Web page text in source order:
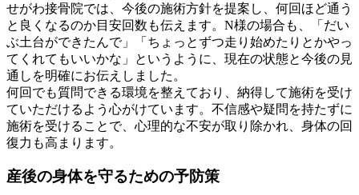
せがわ接骨院では、今後の施術方針を提案し、何回ほど通う
と良くなるのか目安回数も伝えます。N様の場合も、「だい
ぶ土台ができたんで」「ちょっとずつ走り始めたりとかやっ
てくれてもいいかな」というように、現在の状態と今後の見
通しを明確にお伝えしました。
何回でも質問できる環境を整えており、納得して施術を受け
ていただけるよう心がけています。不信感や疑問を持たずに
施術を受けることで、心理的な不安が取り除かれ、身体の回
復力も高まります。
産後の身体を守るための予防策